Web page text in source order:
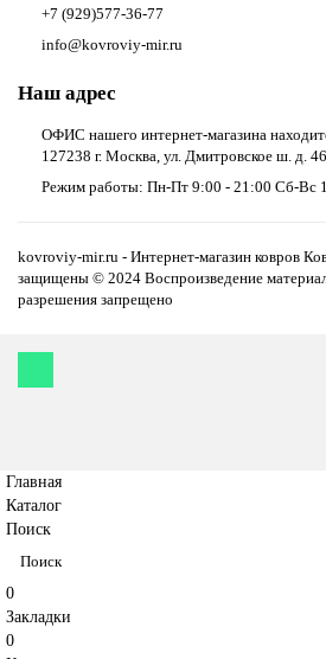
+7 (929)577-36-77
info@kovroviy-mir.ru
Наш адрес
ОФИС нашего интернет-магазина
127238 г. Москва, ул. Дмитровское ш. д.
Режим работы: Пн-Пт 9:00 - 21:00 Сб-Вс
kovroviy-mir.ru - Интернет-магазин ковров
защищены © 2024 Воспроизведение
разрешения запрещено
Главная
Каталог
Поиск
0
Закладки
0